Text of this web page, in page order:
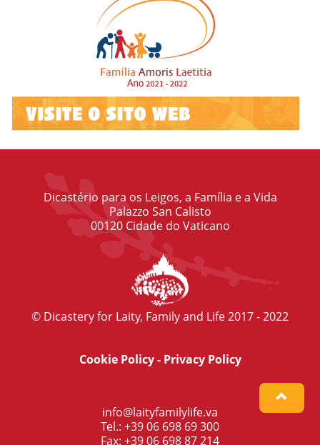
Dicastério para os Leigos, a Família e a Vida
Palazzo San Calisto
00120 Cidade do Vaticano
© Dicastery for Laity, Family and Life 2017 - 2022
Cookie Policy- Privacy Policy
info@laityfamilylife.va
Tel.: +39 06 698 69 300
Fax: +39 06 698 87 214